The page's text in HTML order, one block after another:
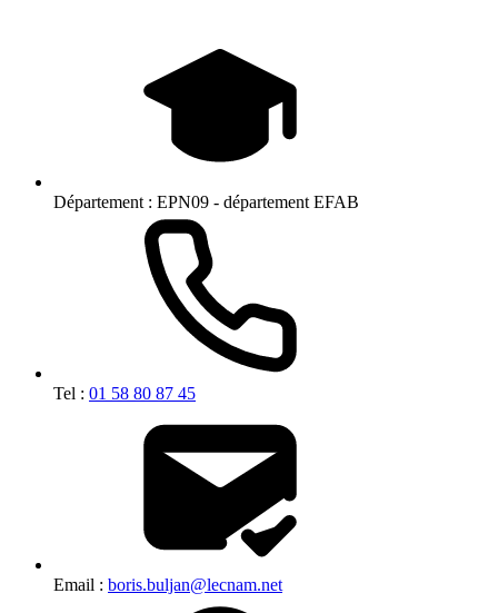
Département : EPN09 - département EFAB
Tel : 01 58 80 87 45
Email : boris.buljan@lecnam.net